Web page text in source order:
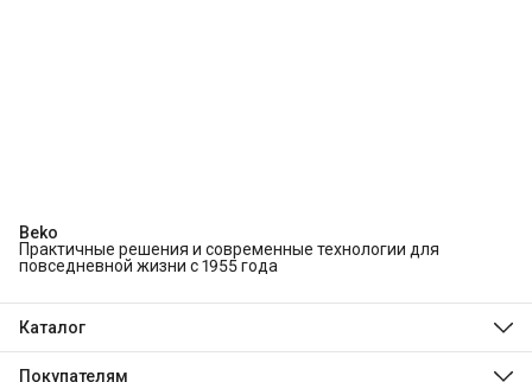
Beko
Практичные решения и современные технологии для
повседневной жизни с 1955 года
Каталог
Стиральные и сушильные машины
Покупателям